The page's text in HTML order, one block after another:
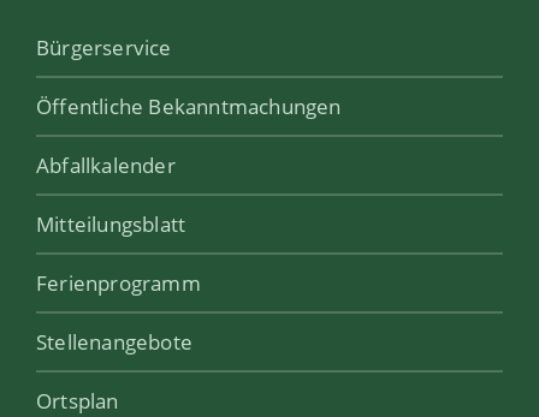
Bürgerservice
Öffentliche Bekanntmachungen
Abfallkalender
Mitteilungsblatt
Ferienprogramm
Stellenangebote
Ortsplan